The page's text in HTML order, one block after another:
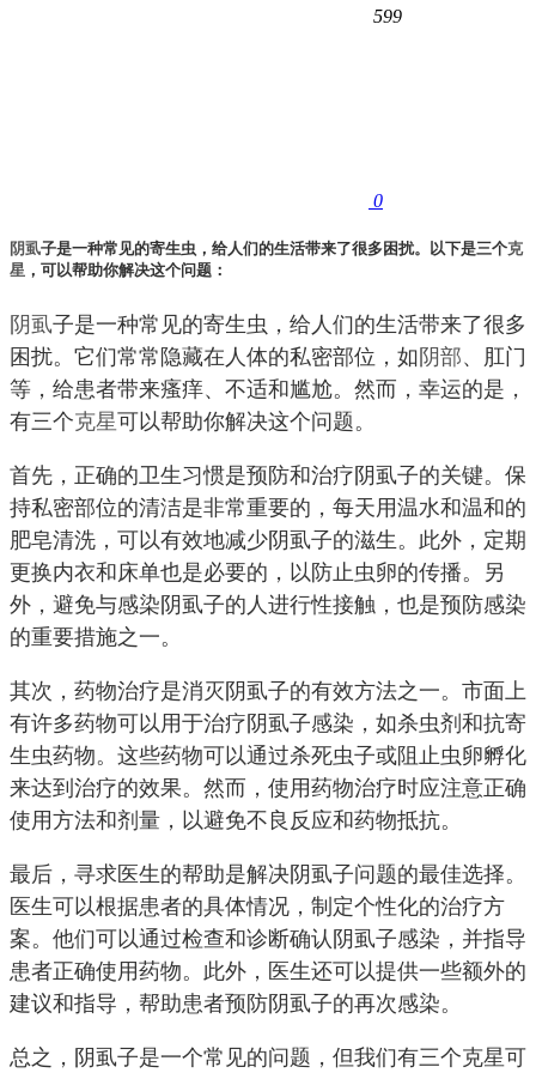
599
0
阴虱子是一种常见的寄生虫，给人们的生活带来了很多困扰。以下是三个克
星 ，可以帮助你解决这个问题：
阴虱子是一种常见的寄生虫，给人们的生活带来了很多
困扰。它们常常隐藏在人体的私密部位，如阴部、肛门
等，给患者带来瘙痒、不适和尴尬。然而，幸运的是，
有三个克星可以帮助你解决这个问题。
首先，正确的卫生习惯是预防和治疗阴虱子的关键。保
持私密部位的清洁是非常重要的，每天用温水和温和的
肥皂清洗，可以有效地减少阴虱子的滋生。此外，定期
更换内衣和床单也是必要的，以防止虫卵的传播。另
外，避免与感染阴虱子的人进行性接触，也是预防感染
的重要措施之一。
其次，药物治疗是消灭阴虱子的有效方法之一。市面上
有许多药物可以用于治疗阴虱子感染，如杀虫剂和抗寄
生虫药物。这些药物可以通过杀死虫子或阻止虫卵孵化
来达到治疗的效果。然而，使用药物治疗时应注意正确
使用方法和剂量，以避免不良反应和药物抵抗。
最后，寻求医生的帮助是解决阴虱子问题的最佳选择。
医生可以根据患者的具体情况，制定个性化的治疗方
案。他们可以通过检查和诊断确认阴虱子感染，并指导
患者正确使用药物。此外，医生还可以提供一些额外的
建议和指导，帮助患者预防阴虱子的再次感染。
总之，阴虱子是一个常见的问题，但我们有三个克星可